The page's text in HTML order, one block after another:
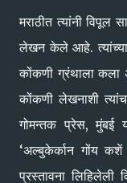
मराठीत त्यांनी विपूल
लेखन केले आहे. त्यांच्या
कोंकणी ग्रंथाला कला
कोंकणी लेखनाशी
गोमन्तक प्रेस, मुंबई
‘अल्बुकेर्कान गोंय
प्रस्तावना लिहिलेली